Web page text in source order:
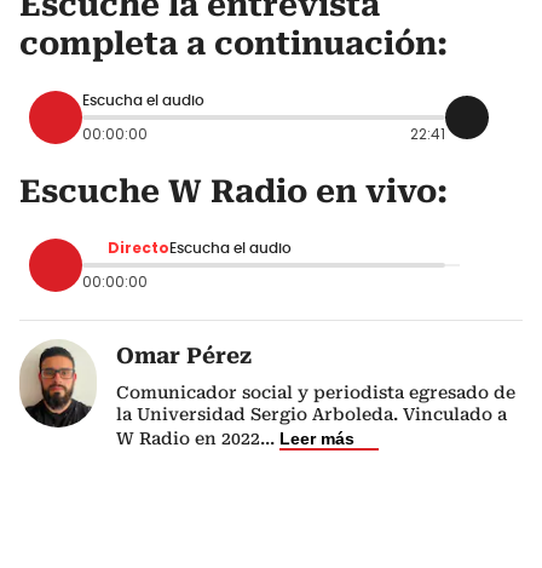
completa a continuación:
Escucha el audio
00:00:00 22:41
Escuche W Radio en vivo:
Directo Escucha el audio
00:00:00
Omar Pérez
Comunicador social y periodista egresado de
la Universidad Sergio Arboleda. Vinculado a
W Radio en 2022... Leer más